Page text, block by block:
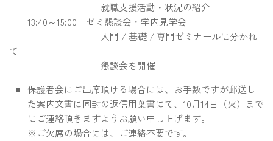
就職支援活動・状況の紹介
13:40～15:00 ゼミ懇談会・学内見学会
入門 / 基礎 / 専門ゼミナールに分かれ
て
懇談会を開催
保護者会にご出席頂ける場合には、お手数ですが郵送し
た案内文書に同封の返信用葉書にて、 10月14日（火）まで
にご連絡頂きますようお願い申し上げます。
※ご欠席の場合には、ご連絡不要です。